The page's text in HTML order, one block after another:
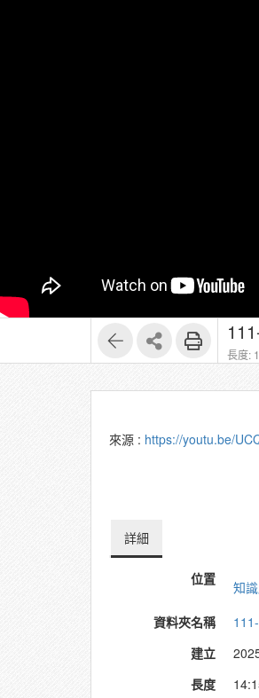
長度:
來源 : https://youtu.be/
詳細
位置 知
資料夾名稱
建立
長度